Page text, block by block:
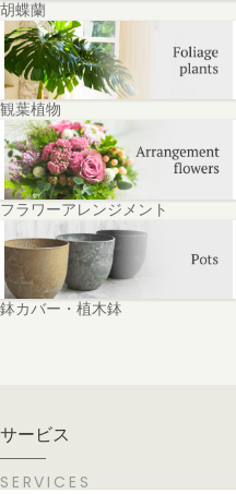
胡蝶蘭
観葉植物
フラワーアレンジメント
鉢カバー・植木鉢
サービス
SERVICES